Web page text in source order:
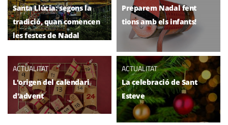
Santa Llúcia: segons la
tradició, quan comencen
les festes de Nadal
Preparem Nadal fent
tions amb els infants!
ACTUALITAT
L'origen del calendari
d'advent
ACTUALITAT
La celebració de Sant
Esteve